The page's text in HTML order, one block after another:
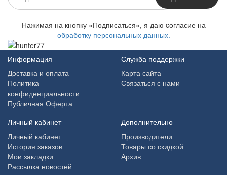
Нажимая на кнопку «Подписаться», я даю cогласие на
обработку персональных данных.
Информация
Доставка и оплата
Политика
конфиденциальности
Публичная Оферта
Служба поддержки
Карта сайта
Связаться с нами
Личный кабинет
Личный кабинет
История заказов
Мои закладки
Рассылка новостей
Дополнительно
Производители
Товары со скидкой
Архив